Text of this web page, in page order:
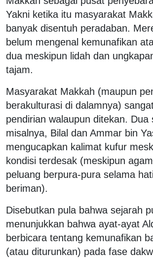
Yakni ketika itu masyarakat
banyak disentuh peradaban.
belum mengenal kemunafikan
dua meskipun lidah dan
tajam.
Masyarakat Makkah (maupun
berakulturasi di dalamnya)
pendirian walaupun ditekan. Dua
misalnya, Bilal dan Ammar bin
mengucapkan kalimat kufur
kondisi terdesak (meskipun
peluang berpura-pura selama
beriman).
Disebutkan pula bahwa sejarah
menunjukkan bahwa ayat-ayat
berbicara tentang kemunafikan
(atau diturunkan) pada fase